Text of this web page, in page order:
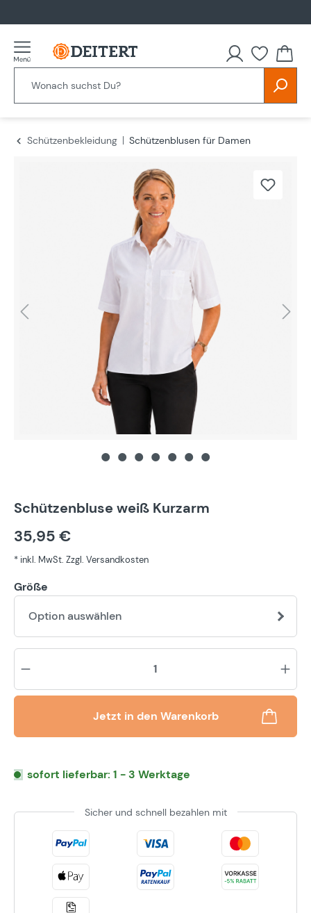
Schützenbekleidung
Schützenblusen für Damen
Schützenbluse weiß Kurzarm
35,95 €
* inkl. MwSt. Zzgl. Versandkosten
Größe
Option auswählen
Jetzt in den Warenkorb
sofort lieferbar: 1 - 3 Werktage
Sicher und schnell bezahlen mit